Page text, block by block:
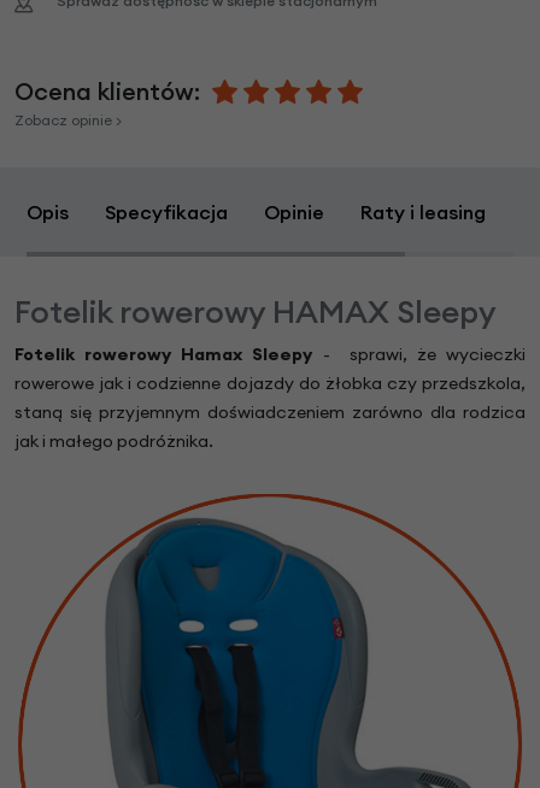
Ocena klientów:
Zobacz opinie >
Opis Specyfikacja Opinie Raty i leasing
Fotelik rowerowy HAMAX Sleepy
Fotelik rowerowy Hamax Sleepy - sprawi, że wycieczki
rowerowe jak i codzienne dojazdy do żłobka czy przedszkola,
staną się przyjemnym doświadczeniem zarówno dla rodzica
jak i małego podróżnika.